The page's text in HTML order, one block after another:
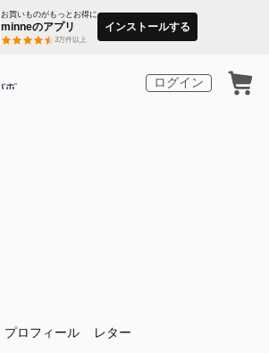
お買いものがもっとお得に
minneのアプリ
3万件以上
インストールする
ログイン
プロフィール レター